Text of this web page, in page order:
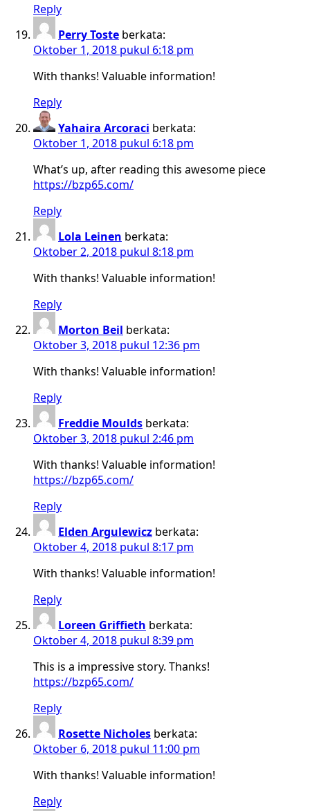
Reply
Perry Toste berkata:
Oktober 1, 2018 pukul 6:18 pm
With thanks! Valuable information!
Reply
Yahaira Arcoraci berkata:
Oktober 1, 2018 pukul 6:18 pm
What’s up, after reading this awesome piece
https://bzp65.com/
Reply
Lola Leinen berkata:
Oktober 2, 2018 pukul 8:18 pm
With thanks! Valuable information!
Reply
Morton Beil berkata:
Oktober 3, 2018 pukul 12:36 pm
With thanks! Valuable information!
Reply
Freddie Moulds berkata:
Oktober 3, 2018 pukul 2:46 pm
With thanks! Valuable information!
https://bzp65.com/
Reply
Elden Argulewicz berkata:
Oktober 4, 2018 pukul 8:17 pm
With thanks! Valuable information!
Reply
Loreen Griffieth berkata:
Oktober 4, 2018 pukul 8:39 pm
This is a impressive story. Thanks!
https://bzp65.com/
Reply
Rosette Nicholes berkata:
Oktober 6, 2018 pukul 11:00 pm
With thanks! Valuable information!
Reply